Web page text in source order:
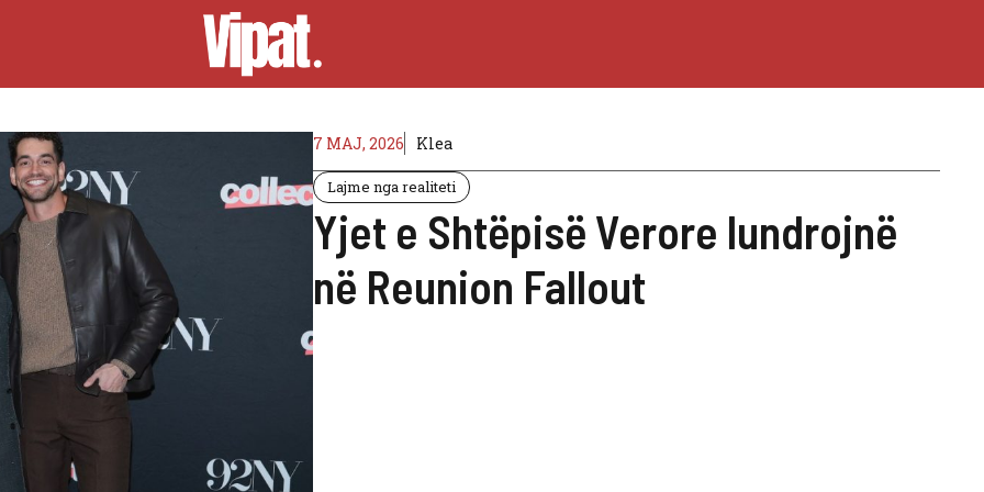
7 MAJ, 2026 Klea
Lajme nga realiteti
Yjet e Shtëpisë Verore lundrojnë
në Reunion Fallout